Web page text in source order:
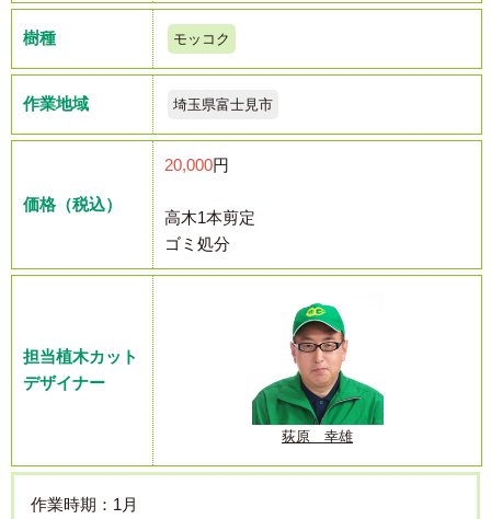
樹種 モッコク
作業地域 埼玉県富士見市
価格（税込）
20,000円
高木1本剪定
ゴミ処分
担当植木カット
デザイナー
荻原 幸雄
作業時期：1月